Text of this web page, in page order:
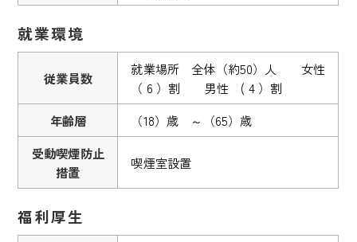
就業環境
従業員数
就業場所 全体（約50）人 女性
（ 6 ）割 男性 ( 4 ）割
年齢層
（18）歳 ～（65）歳
受動喫煙防止
措置
喫煙室設置
福利厚生